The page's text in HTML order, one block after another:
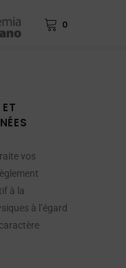
0
vos
à la
à l’égard